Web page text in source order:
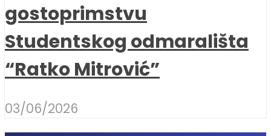
gostoprimstvu
Studentskog odmarališta
“Ratko Mitrović”
03/06/2026